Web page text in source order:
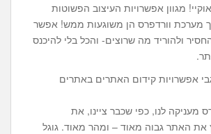
מגוון אפשרויות העיצוב הפשוטות
מערכת וורדפרס הן משוגעות ממש! אפשר
ולהוריד מה שרוצים- והכל בלי להיכנס
אפשרויות קידום האתרים באתרים
מעניקה לנו, כפי שכבר ציינו, את
האתר גבוה מאוד – ומהר מאוד. גוגל